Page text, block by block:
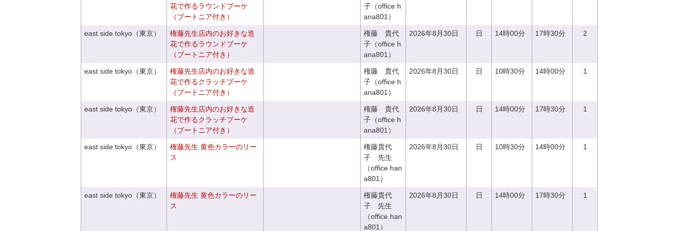
花で作るラウンドブーケ
（ブートニア付き）
子（office h
ana801）
east side tokyo（東京）
権藤先生店内のお好きな造
花で作るラウンドブーケ
（ブートニア付き）
権藤 貴代
子（office h
ana801）
2026年8月30日 日 14時00分 17時30分 2
east side tokyo（東京）
権藤先生店内のお好きな造
花で作るクラッチブーケ
（ブートニア付き）
権藤 貴代
子（office h
ana801）
2026年8月30日 日 10時30分 14時00分 1
east side tokyo（東京）
権藤先生店内のお好きな造
花で作るクラッチブーケ
（ブートニア付き）
権藤 貴代
子（office h
ana801）
2026年8月30日 日 14時00分 17時30分 1
east side tokyo（東京）
権藤先生 黄色カラーのリー
ス
権藤貴代
子 先生
（office han
a801）
2026年8月30日 日 10時30分 14時00分 1
east side tokyo（東京）
権藤先生 黄色カラーのリー
ス
権藤貴代
子 先生
（office han
a801）
2026年8月30日 日 14時00分 17時30分 1